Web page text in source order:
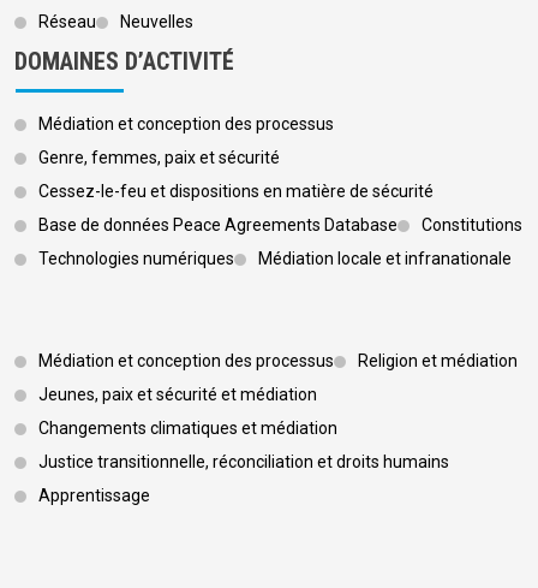
Réseau
Neuvelles
DOMAINES D’ACTIVITÉ
Médiation et conception des processus
Genre, femmes, paix et sécurité
Cessez-le-feu et dispositions en matière de sécurité
Base de données Peace Agreements Database
Constitutions
Technologies numériques
Médiation locale et infranationale
Footer 3
Médiation et conception des processus
Religion et médiation
Jeunes, paix et sécurité et médiation
Changements climatiques et médiation
Justice transitionnelle, réconciliation et droits humains
Apprentissage